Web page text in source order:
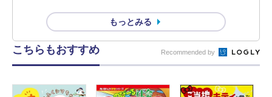
もっとみる
こちらもおすすめ Recommended by